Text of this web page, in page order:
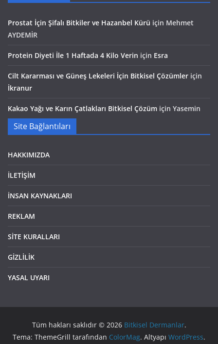
Prostat İçin Şifalı Bitkiler ve Hazanbel Kürü için Mehmet
AYDEMİR
Protein Diyeti İle 1 Haftada 4 Kilo Verin için Esra
Cilt Kararması ve Güneş Lekeleri İçin Bitkisel Çözümler için
İkranur
Kakao Yağı ve Karın Çatlakları Bitkisel Çözüm için Yasemin
Site Bağlantıları
HAKKIMIZDA
İLETİŞİM
İNSAN KAYNAKLARI
REKLAM
SİTE KURALLARI
GİZLİLİK
YASAL UYARI
Tüm hakları saklıdır © 2026 Bitkisel Dermanlar.
Tema: ThemeGrill tarafından ColorMag. Altyapı WordPress.